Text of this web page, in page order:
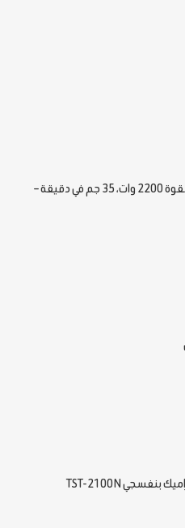
Tefal مكواة اكسيبرس ستيم من تيفال،بقوة 2200 وات، 35 جم في دقيقة –